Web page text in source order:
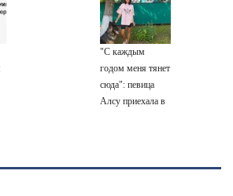
источник, откуда
был громкий
07/08/2026 –
Новости
"С каждым
годом меня тянет
сюда": певица
Алсу приехала в
детство